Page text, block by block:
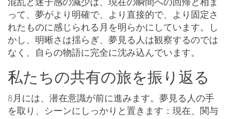
混乱と 迷子感の減少は、 現在の瞬間への回帰と相ま
って、夢がより明確で、より直接的で、より固定さ
れたものに感じられる月を明らかにしています。し
かし、明晰さは揺らぎ、夢見る人は観察するのでは
なく、自らの物語に完全に沈み込んでいます。
私たちの共有の旅を振り返る
8月には、潜在意識が前に進みます。夢見る人の手
を取り、シーンにしっかりと置きます：現在、関与